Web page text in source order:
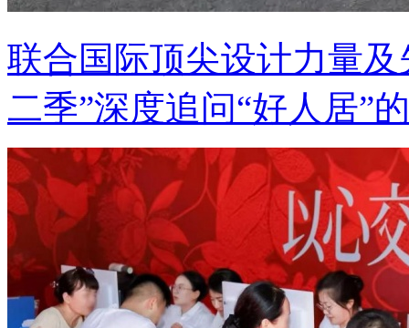
联合国际顶尖设计力量
二季”深度追问“好人居”